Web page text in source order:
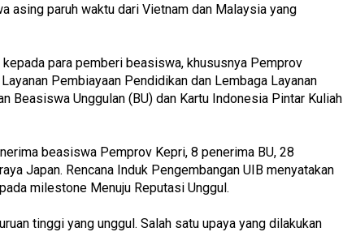
asing paruh waktu dari Vietnam dan Malaysia yang
para pemberi beasiswa, khususnya Pemprov
Pembiayaan Pendidikan dan Lembaga Layanan
Beasiswa Unggulan (BU) dan Kartu Indonesia Pintar Kuliah
beasiswa Pemprov Kepri, 8 penerima BU, 28
Japan. Rencana Induk Pengembangan UIB menyatakan
milestone Menuju Reputasi Unggul.
tinggi yang unggul. Salah satu upaya yang dilakukan